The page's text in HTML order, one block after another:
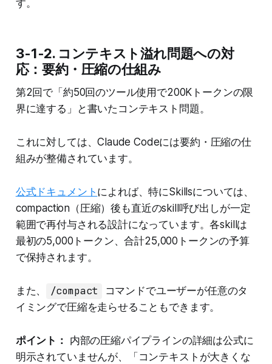
す。
3-1-2. コンテキスト溢れ問題への対
応：要約・圧縮の仕組み
第2回で「約50回のツール使用で200Kトークンの限
界に達する」と書いたコンテキスト問題。
これに対しては、Claude Codeには要約・圧縮の仕
組みが整備されています。
公式ドキュメント によれば、特にSkillsについては、
compaction（圧縮）後も直近のskill呼び出しが一定
範囲で再付与される設計になっています。各skillは
最初の5,000トークン、合計25,000トークンの予算
で保持されます。
また、 /compact
コマンドでユーザーが任意のタ
イミングで圧縮を走らせることもできます。
ポイント： 内部の圧縮パイプラインの詳細は公式に
明示されていませんが、「コンテキストが大きくな